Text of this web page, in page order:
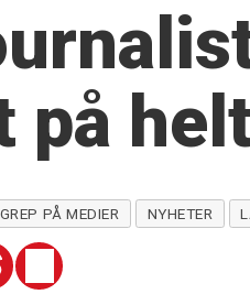
på
PÅ MEDIER NYHETER